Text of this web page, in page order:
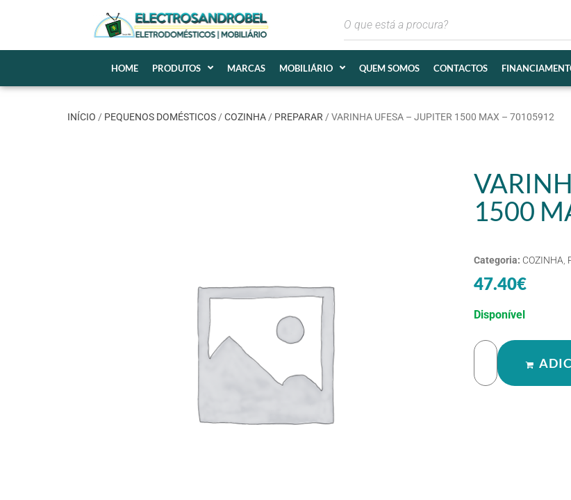
HOME PRODUTOS MARCAS MOBILIÁRIO QUEM SOMOS CONTACTOS
INÍCIO / PEQUENOS DOMÉSTICOS/ COZINHA/ PREPARAR/ VARINHA UFESA – JUPITER 1500 MAX – 70105912
1500
Categoria: COZINHA
47.40€
Disponível